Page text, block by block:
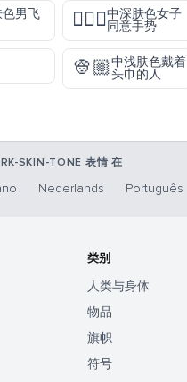
男飞
🙆🏾‍♀️中深肤色女子
同意手势
👳🏼中浅肤色戴着
头巾的人
SKIN-TONE 表情 在
Nederlands Português
类别
人类与身体
物品
旗帜
符号